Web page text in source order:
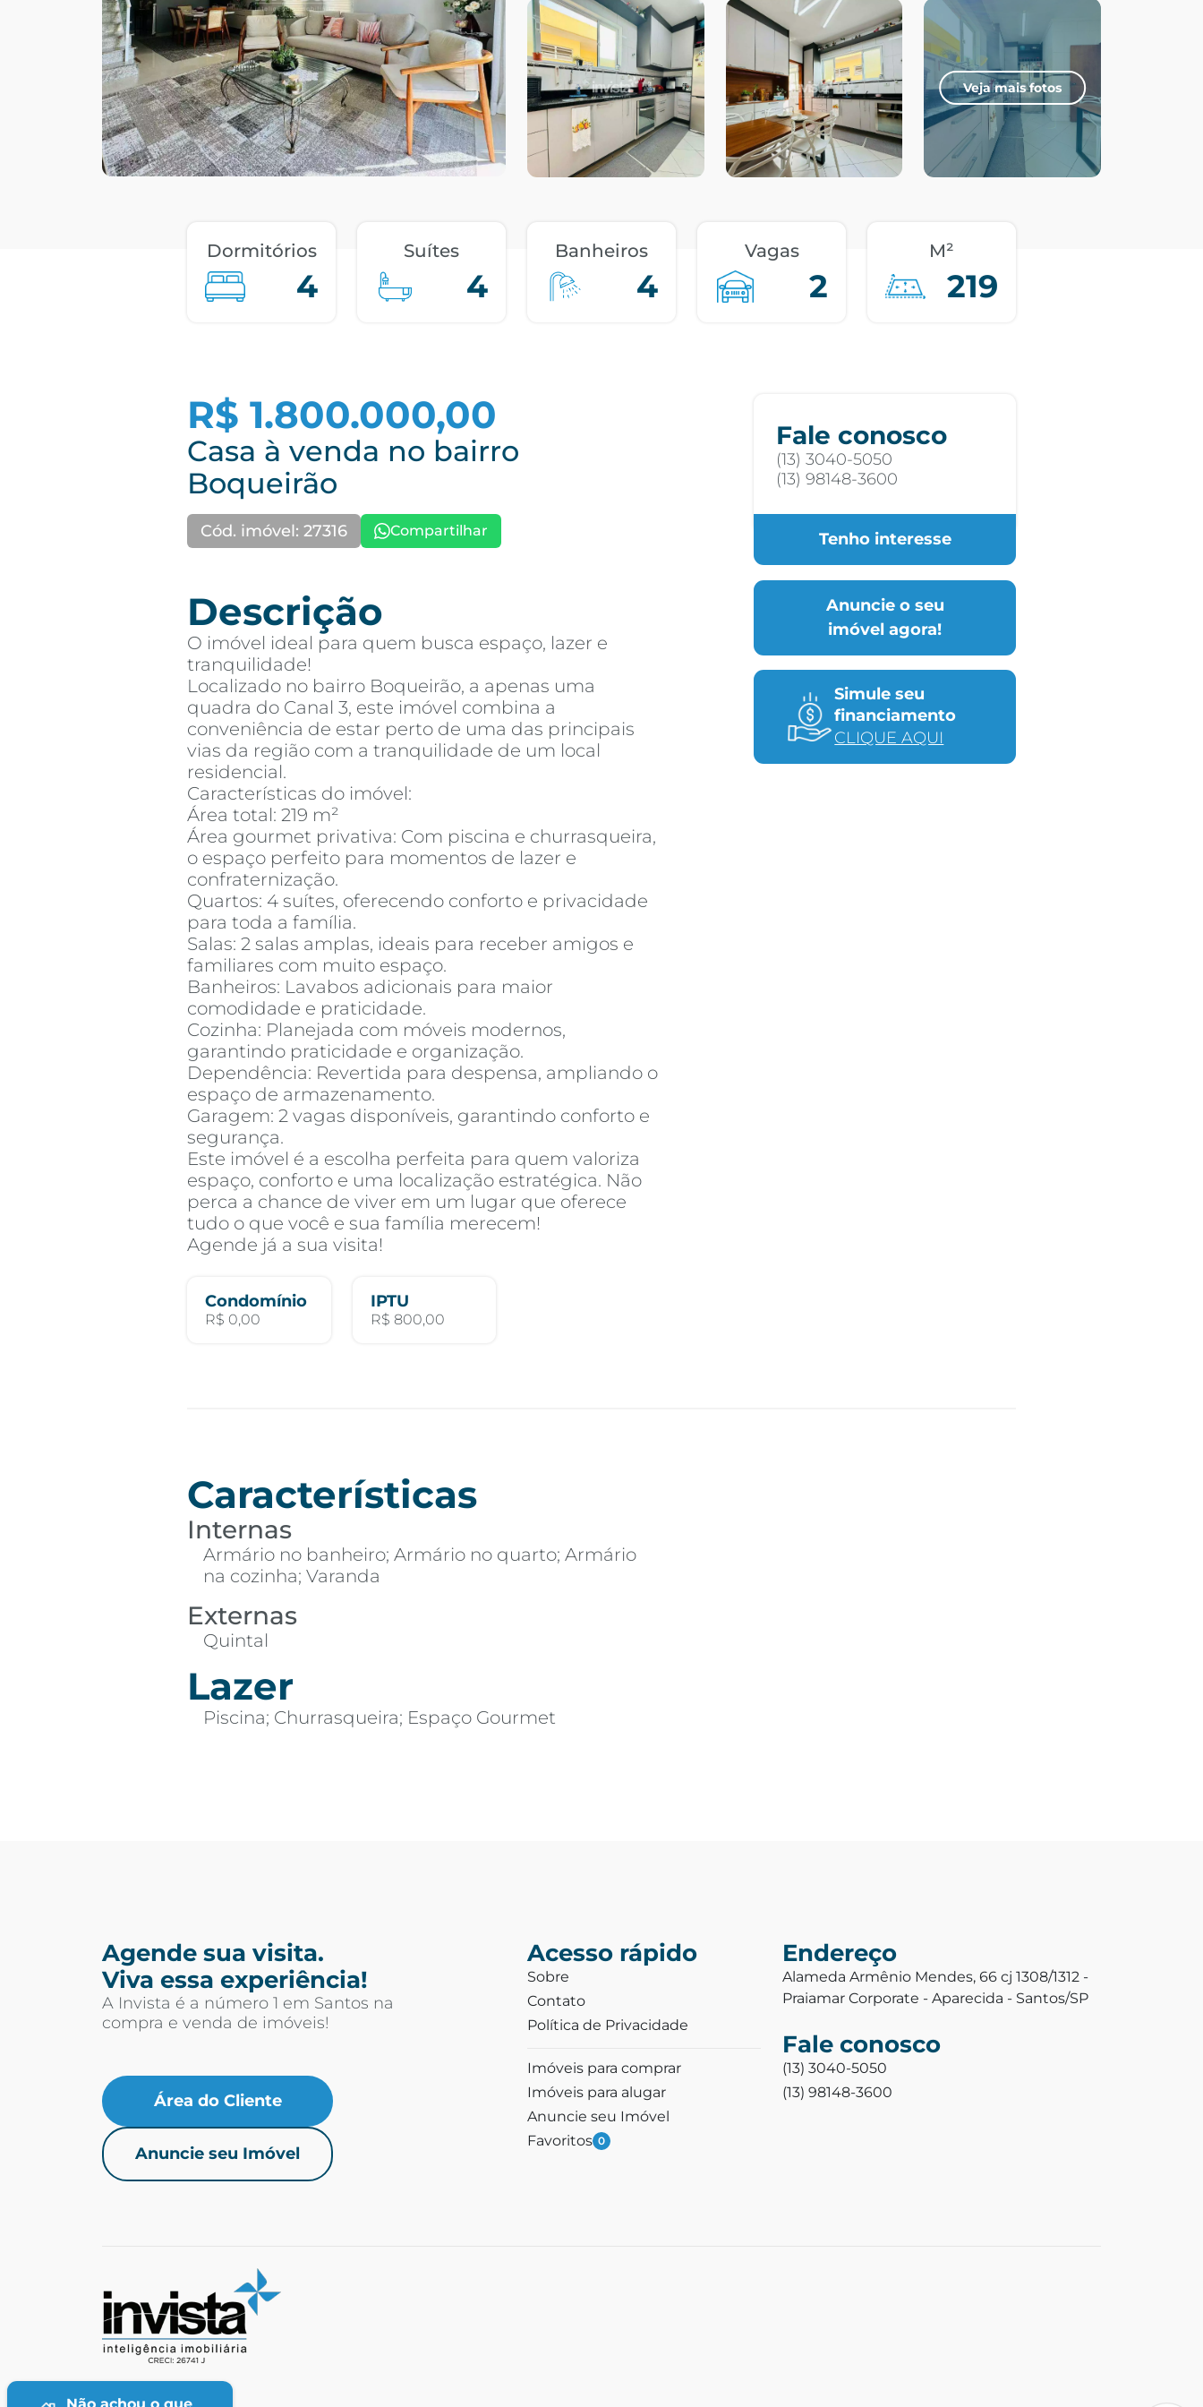
Veja mais fotos
Dormitórios
4
Suítes
4
Banheiros
4
Vagas
2
M²
219
R$ 1.800.000,00
Casa à venda no bairro
Boqueirão
Cód. imóvel: 27316 Compartilhar
Descrição
O imóvel ideal para quem busca espaço, lazer e
tranquilidade!
Localizado no bairro Boqueirão, a apenas uma
quadra do Canal 3, este imóvel combina a
conveniência de estar perto de uma das principais
vias da região com a tranquilidade de um local
residencial.
Características do imóvel:
Área total: 219 m²
Área gourmet privativa: Com piscina e churrasqueira,
o espaço perfeito para momentos de lazer e
confraternização.
Quartos: 4 suítes, oferecendo conforto e privacidade
para toda a família.
Salas: 2 salas amplas, ideais para receber amigos e
familiares com muito espaço.
Banheiros: Lavabos adicionais para maior
comodidade e praticidade.
Cozinha: Planejada com móveis modernos,
garantindo praticidade e organização.
Dependência: Revertida para despensa, ampliando o
espaço de armazenamento.
Garagem: 2 vagas disponíveis, garantindo conforto e
segurança.
Este imóvel é a escolha perfeita para quem valoriza
espaço, conforto e uma localização estratégica. Não
perca a chance de viver em um lugar que oferece
tudo o que você e sua família merecem!
Agende já a sua visita!
Condomínio
R$ 0,00
IPTU
R$ 800,00
Fale conosco
(13) 3040-5050
(13) 98148-3600
Tenho interesse
Anuncie o seu
imóvel agora!
Simule seu
financiamento
CLIQUE AQUI
Características
Internas
Armário no banheiro; Armário no quarto; Armário
na cozinha; Varanda
Externas
Quintal
Lazer
Piscina; Churrasqueira; Espaço Gourmet
Agende sua visita.
Viva essa experiência!
A Invista é a número 1 em Santos na
compra e venda de imóveis!
Área do Cliente
Anuncie seu Imóvel
Acesso rápido
Sobre
Contato
Política de Privacidade
Imóveis para comprar
Imóveis para alugar
Anuncie seu Imóvel
Favoritos 0
Endereço
Alameda Armênio Mendes, 66 cj 1308/1312 -
Praiamar Corporate - Aparecida - Santos/SP
Fale conosco
(13) 3040-5050
(13) 98148-3600